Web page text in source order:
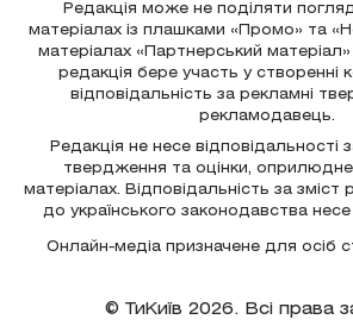
Редакція може не поділяти
матеріалах із плашками «Промо» та
матеріалах «Партнерський
редакція бере участь у створенні
відповідальність за рекламні
рекламодавець.
Редакція не несе відповідальності
твердження та оцінки,
матеріалах. Відповідальність за зміст
до українського законодавства
Онлайн-медіа призначене для осіб
© ТиКиїв 2026. Всі права